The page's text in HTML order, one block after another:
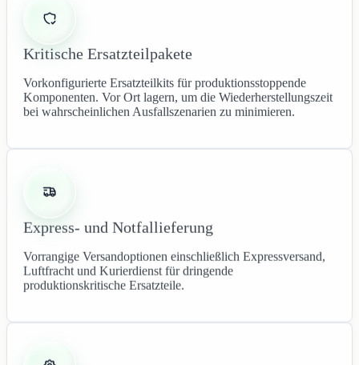
Kritische Ersatzteilpakete
Vorkonfigurierte Ersatzteilkits für produktionsstoppende
Komponenten. Vor Ort lagern, um die Wiederherstellungszeit
bei wahrscheinlichen Ausfallszenarien zu minimieren.
Express- und Notfallieferung
Vorrangige Versandoptionen einschließlich Expressversand,
Luftfracht und Kurierdienst für dringende
produktionskritische Ersatzteile.